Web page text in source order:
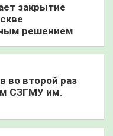
закрытие
решением
во второй раз
СЗГМУ им.